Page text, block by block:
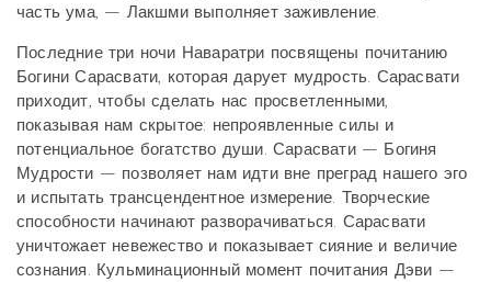
часть ума, — Лакшми выполняет заживление.
Последние три ночи Наваратри посвящены почитанию
Богини Сарасвати, которая дарует мудрость. Сарасвати
приходит, чтобы сделать нас просветленными,
показывая нам скрытое: непроявленные силы и
потенциальное богатство души. Сарасвати — Богиня
Мудрости — позволяет нам идти вне преград нашего эго
и испытать трансцендентное измерение. Творческие
способности начинают разворачиваться. Сарасвати
уничтожает невежество и показывает сияние и величие
сознания. Кульминационный момент почитания Дэви —